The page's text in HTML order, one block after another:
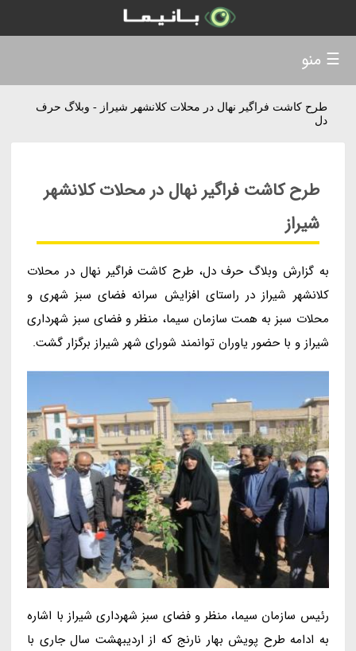
طرح کاشت فراگیر نهال در محلات کلانشهر شیراز - وبلاگ حرف
دل
طرح کاشت فراگیر نهال در محلات کلانشهر
شیراز
به گزارش وبلاگ حرف دل، طرح کاشت فراگیر نهال در محلات
کلانشهر شیراز در راستای افزایش سرانه فضای سبز شهری و
محلات سبز به همت سازمان سیما، منظر و فضای سبز شهرداری
شیراز و با حضور یاوران توانمند شورای شهر شیراز برگزار گشت.
رئیس سازمان سیما، منظر و فضای سبز شهرداری شیراز با اشاره
به ادامه طرح پویش بهار نارنج که از اردیبهشت سال جاری با
☰ منو